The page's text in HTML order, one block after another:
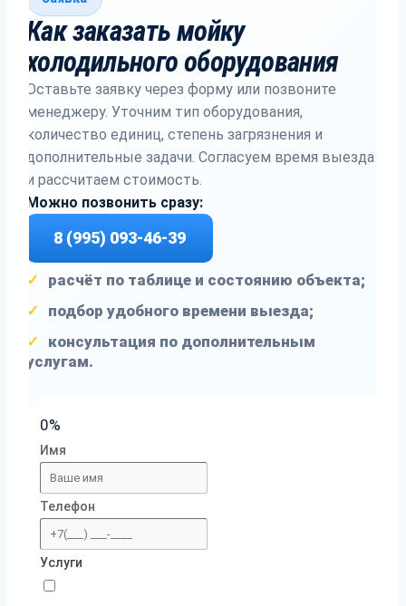
Как заказать мойку
холодильного оборудования
Оставьте заявку через форму или позвоните
менеджеру. Уточним тип оборудования,
количество единиц, степень загрязнения и
дополнительные задачи. Согласуем время выезда
и рассчитаем стоимость.
Можно позвонить сразу:
8 (995) 093-46-39
расчёт по таблице и состоянию объекта;
подбор удобного времени выезда;
консультация по дополнительным
услугам.
0%
Имя
Телефон
Услуги